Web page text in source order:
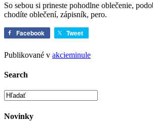
So sebou si prineste pohodlne oblečenie,
chodíte oblečení, zápisník, pero.
Facebook Tweet
Publikované v akcieminule
Search
Novinky